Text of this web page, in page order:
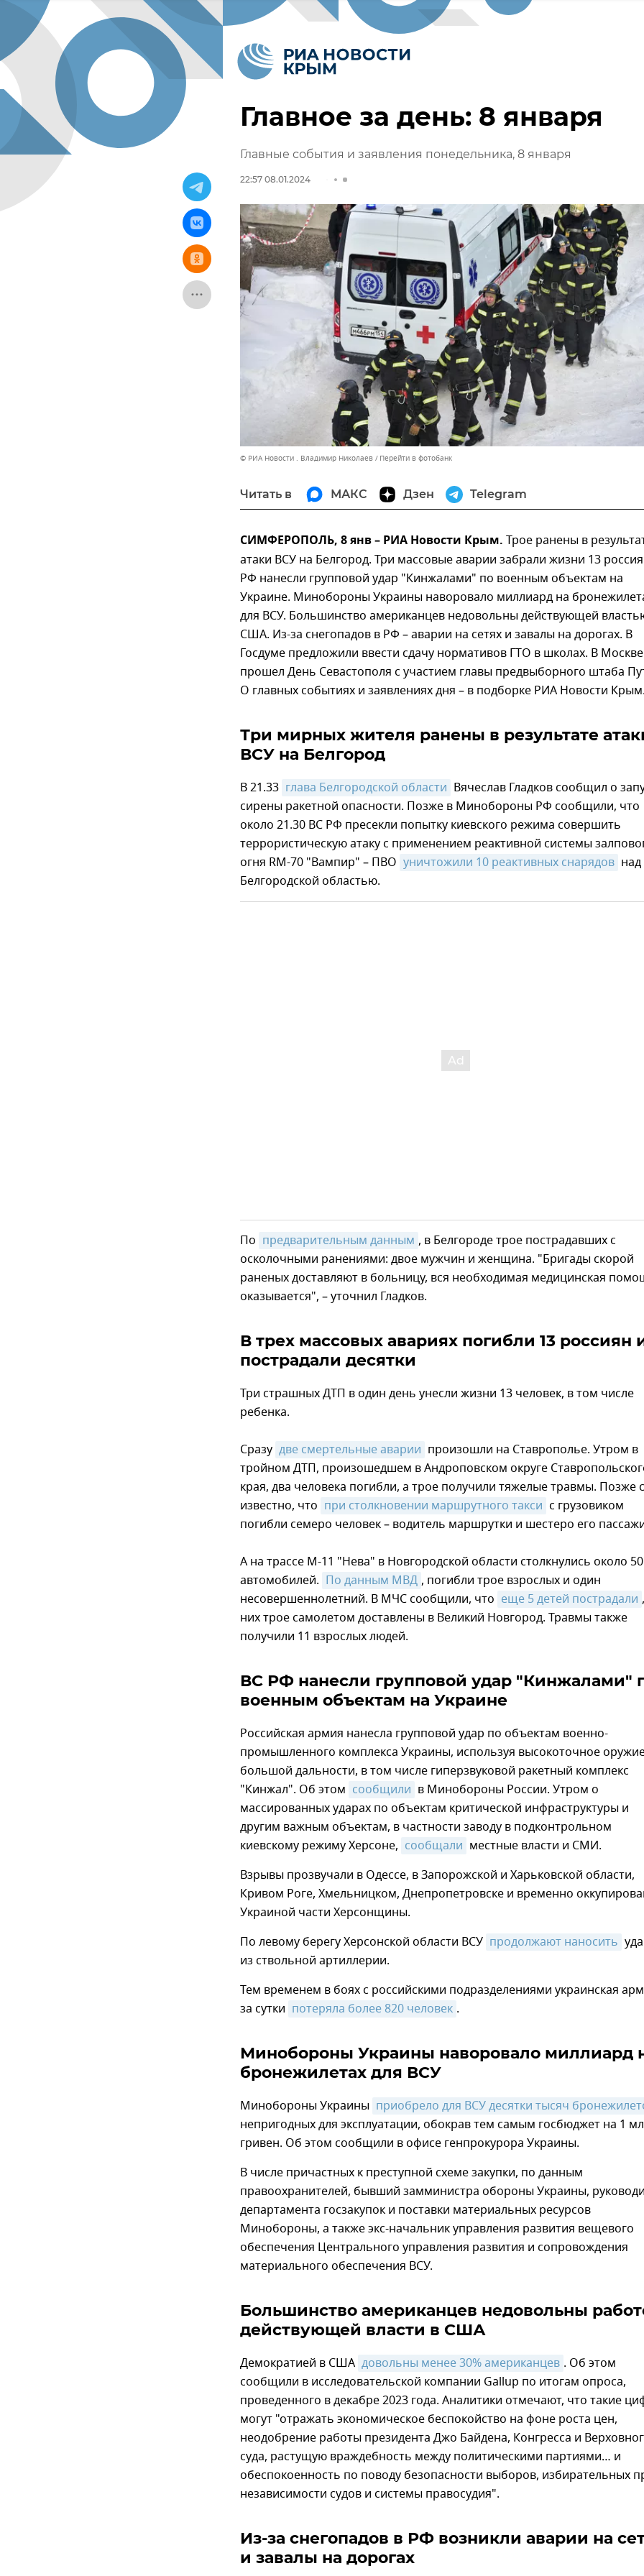
Главное за день: 8 января
Главные события и заявления понедельника, 8 января
22:57 08.01.2024
© РИА Новости . Владимир Николаев Перейти в фотобанк
Читать в МАКС Дзен Telegram
СИМФЕРОПОЛЬ, 8 янв – РИА Новости Крым. Трое ранены в
атаки ВСУ на Белгород. Три массовые аварии забрали жизни 13
РФ нанесли групповой удар "Кинжалами" по военным объектам на
Украине. Минобороны Украины наворовало миллиард на
для ВСУ. Большинство американцев недовольны действующей
США. Из-за снегопадов в РФ – аварии на сетях и завалы на дорогах. В
Госдуме предложили ввести сдачу нормативов ГТО в школах. В Москве
прошел День Севастополя с участием главы предвыборного штаба
О главных событиях и заявлениях дня – в подборке РИА Новости Крым.
Три мирных жителя ранены в результате
ВСУ на Белгород
В 21.33 глава Белгородской области Вячеслав Гладков сообщил о
сирены ракетной опасности. Позже в Минобороны РФ сообщили, что
около 21.30 ВС РФ пресекли попытку киевского режима совершить
террористическую атаку с применением реактивной системы
огня RM-70 "Вампир" – ПВО уничтожили 10 реактивных снарядов над
Белгородской областью.
По предварительным данным , в Белгороде трое пострадавших с
осколочными ранениями: двое мужчин и женщина. "Бригады скорой
раненых доставляют в больницу, вся необходимая медицинская
оказывается", – уточнил Гладков.
В трех массовых авариях погибли 13 россиян
пострадали десятки
Три страшных ДТП в один день унесли жизни 13 человек, в том числе
ребенка.
Сразу две смертельные аварии произошли на Ставрополье. Утром в
тройном ДТП, произошедшем в Андроповском округе
края, два человека погибли, а трое получили тяжелые травмы. Позже
известно, что при столкновении маршрутного такси с грузовиком
погибли семеро человек – водитель маршрутки и шестеро его
А на трассе М-11 "Нева" в Новгородской области столкнулись около 50
автомобилей. По данным МВД , погибли трое взрослых и один
несовершеннолетний. В МЧС сообщили, что еще 5 детей пострадали
них трое самолетом доставлены в Великий Новгород. Травмы также
получили 11 взрослых людей.
ВС РФ нанесли групповой удар "Кинжалами"
военным объектам на Украине
Российская армия нанесла групповой удар по объектам военно-
промышленного комплекса Украины, используя высокоточное
большой дальности, в том числе гиперзвуковой ракетный комплекс
"Кинжал". Об этом сообщили в Минобороны России. Утром о
массированных ударах по объектам критической инфраструктуры и
другим важным объектам, в частности заводу в подконтрольном
киевскому режиму Херсоне, сообщали местные власти и СМИ.
Взрывы прозвучали в Одессе, в Запорожской и Харьковской области,
Кривом Роге, Хмельницком, Днепропетровске и временно
Украиной части Херсонщины.
По левому берегу Херсонской области ВСУ продолжают наносить
из ствольной артиллерии.
Тем временем в боях с российскими подразделениями украинская
за сутки потеряла более 820 человек .
Минобороны Украины наворовало миллиард
бронежилетах для ВСУ
Минобороны Украины приобрело для ВСУ десятки тысяч
непригодных для эксплуатации, обокрав тем самым госбюджет на 1
гривен. Об этом сообщили в офисе генпрокурора Украины.
В числе причастных к преступной схеме закупки, по данным
правоохранителей, бывший замминистра обороны Украины,
департамента госзакупок и поставки материальных ресурсов
Минобороны, а также экс-начальник управления развития вещевого
обеспечения Центрального управления развития и сопровождения
материального обеспечения ВСУ.
Большинство американцев недовольны
действующей власти в США
Демократией в США довольны менее 30% американцев . Об этом
сообщили в исследовательской компании Gallup по итогам опроса,
проведенного в декабре 2023 года. Аналитики отмечают, что такие
могут "отражать экономическое беспокойство на фоне роста цен,
неодобрение работы президента Джо Байдена, Конгресса и
суда, растущую враждебность между политическими партиями… и
обеспокоенность по поводу безопасности выборов, избирательных
независимости судов и системы правосудия".
Из-за снегопадов в РФ возникли аварии на
и завалы на дорогах